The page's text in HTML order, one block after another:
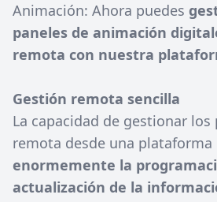
Animación: Ahora puedes
paneles de animación
remota con nuestra
Gestión remota sencilla
La capacidad de gestionar
remota desde una plataforma
enormemente la
actualización de la